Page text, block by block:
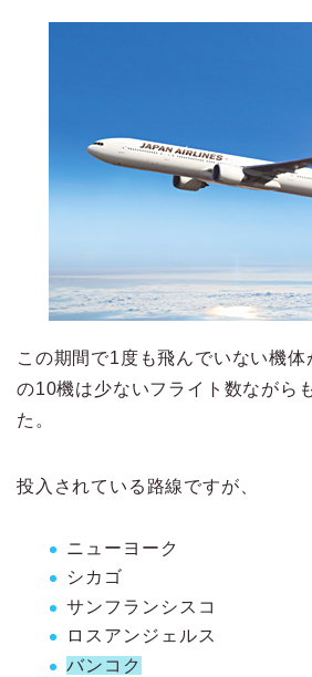
この期間で1度も飛んでいない機
の10機は少ないフライト数ながら
た。
投入されている路線ですが、
ニューヨーク
シカゴ
サンフランシスコ
ロスアンジェルス
バンコク